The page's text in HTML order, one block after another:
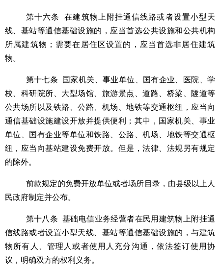
第十六条
在建筑物上附挂通信线路或者设置小型天
线、基站等通信基础设施的，应当首选公共设施和公共机构
所属建筑物；需要在居住区设置的，应当首选非居住建筑
物。
第十七条
国家机关、事业单位、国有企业、医院、学
校、科研院所、大型场馆、旅游景点、道路、桥梁、隧道等
公共场所以及铁路、公路、机场、地铁等交通枢纽，应当向
通信基础设施建设开放并提供便利；其中，国家机关、事业
单位、国有企业等单位和铁路、公路、机场、地铁等交通枢
纽 ，应当向基站建设免费开放。 但是，法律、法规另有规定
的除外。
前款规定的免费开放单位或者场所目录，由县级以上人
民政府制定并公布。
第十八条 基础电信业务经营者在民用建筑物上附挂通
信线路或者设置小型天线、基站等通信基础设施的，与建筑
物所有人、管理人或者使用人充分沟通，依法签订使用协
议，明确双方的权利义务。